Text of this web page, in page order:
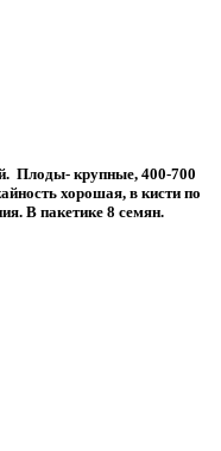
Плоды- крупные, 400-700
хорошая, в кисти по
В пакетике 8 семян.